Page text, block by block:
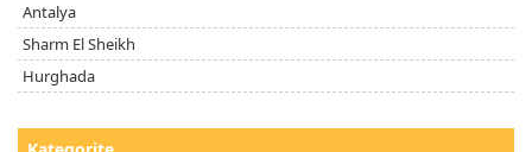
Antalya
Sharm El Sheikh
Hurghada